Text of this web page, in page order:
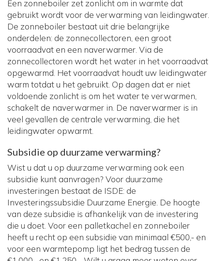
Een zonneboiler zet zonlicht om in warmte dat
gebruikt wordt voor de verwarming van leidingwater.
De zonneboiler bestaat uit drie belangrijke
onderdelen: de zonnecollectoren, een groot
voorraadvat en een naverwarmer. Via de
zonnecollectoren wordt het water in het voorraadvat
opgewarmd. Het voorraadvat houdt uw leidingwater
warm totdat u het gebruikt. Op dagen dat er niet
voldoende zonlicht is om het water te verwarmen,
schakelt de naverwarmer in. De naverwarmer is in
veel gevallen de centrale verwarming, die het
leidingwater opwarmt.
Subsidie op duurzame verwarming?
Wist u dat u op duurzame verwarming ook een
subsidie kunt aanvragen? Voor duurzame
investeringen bestaat de ISDE: de
Investeringssubsidie Duurzame Energie. De hoogte
van deze subsidie is afhankelijk van de investering
die u doet. Voor een palletkachel en zonneboiler
heeft u recht op een subsidie van minimaal €500,- en
voor een warmtepomp ligt het bedrag tussen de